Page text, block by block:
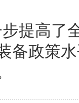
提高了
备政策